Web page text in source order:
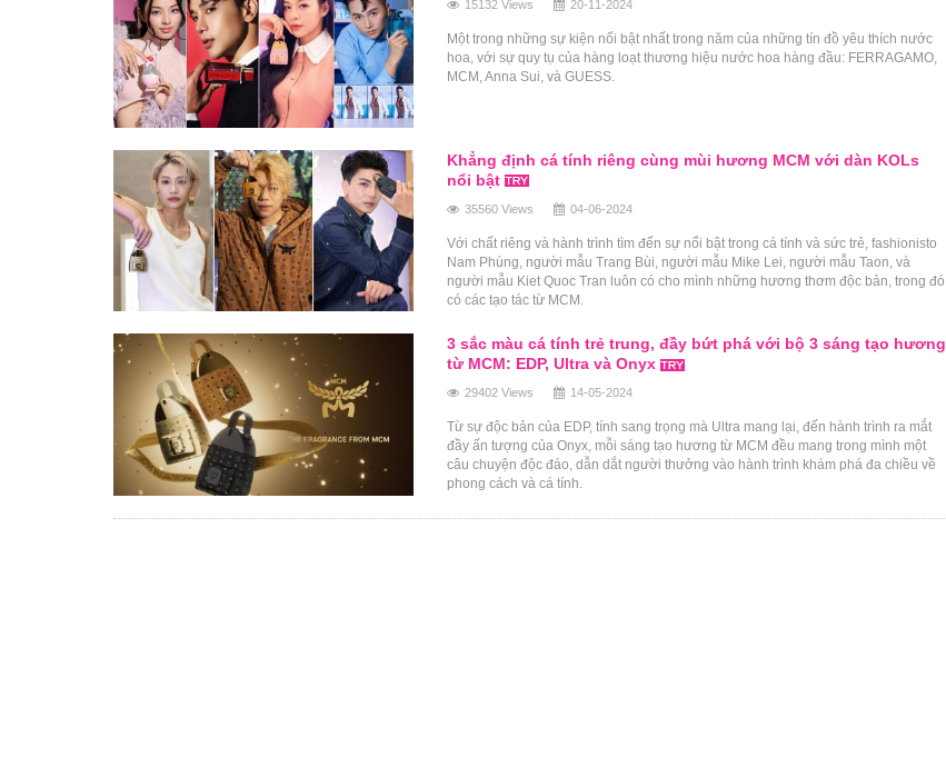
15132 Views 20-11-2024
Một trong những sự kiện nổi bật nhất trong năm của những tín đồ yêu thích nước
hoa, với sự quy tụ của hàng loạt thương hiệu nước hoa hàng đầu: FERRAGAMO,
MCM, Anna Sui, và GUESS.
Khẳng định cá tính riêng cùng mùi hương MCM với dàn KOLs
nổi bật
35560 Views 04-06-2024
Với chất riêng và hành trình tìm đến sự nổi bật trong cá tính và sức trẻ, fashionisto
Nam Phùng, người mẫu Trang Bùi, người mẫu Mike Lei, người mẫu Taon, và
người mẫu Kiet Quoc Tran luôn có cho mình những hương thơm độc bản, trong đó
có các tạo tác từ MCM.
3 sắc màu cá tính trẻ trung, đầy bứt phá với bộ 3 sáng tạo hương
từ MCM: EDP, Ultra và Onyx
29402 Views 14-05-2024
Từ sự độc bản của EDP, tính sang trọng mà Ultra mang lại, đến hành trình ra mắt
đầy ấn tượng của Onyx, mỗi sáng tạo hương từ MCM đều mang trong mình một
câu chuyện độc đáo, dẫn dắt người thưởng vào hành trình khám phá đa chiều về
phong cách và cá tính.